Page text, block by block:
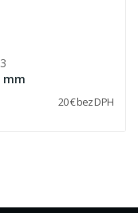
mm
20 € bez DPH